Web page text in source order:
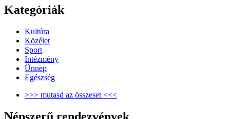
Kategóriák
Kultúra
Közélet
Sport
Intézmény
Ünnep
Egészség
>>> mutasd az összeset <<<
Népszerű rendezvények